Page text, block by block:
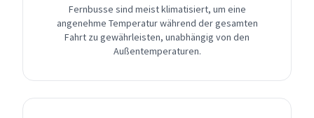
Fernbusse sind meist klimatisiert, um eine
angenehme Temperatur während der gesamten
Fahrt zu gewährleisten, unabhängig von den
Außentemperaturen.